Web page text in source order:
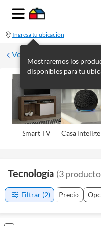
Ingresa tu ubicación
Mostraremos los
disponibles para tu
Volver
Smart TV Casa
Tecnología (3
Filtrar (2) Precio